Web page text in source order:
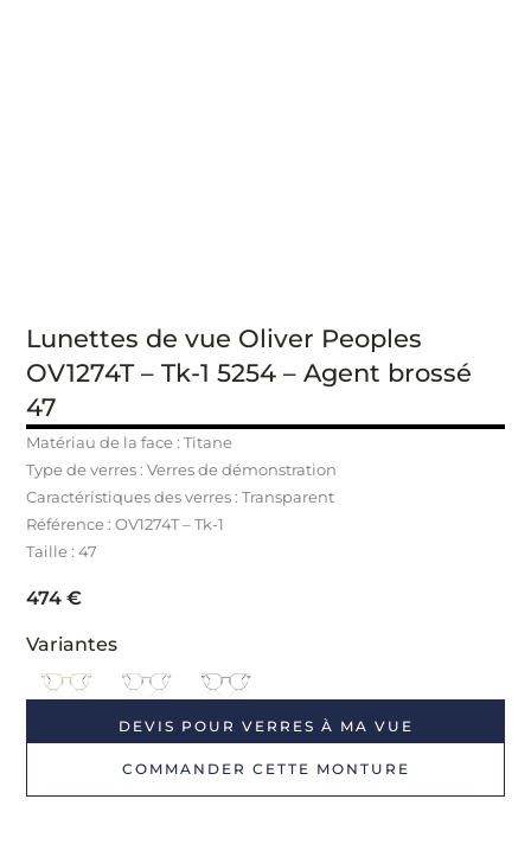
Lunettes de vue Oliver Peoples
OV1274T – Tk-1 5254 – Agent brossé
47
Matériau de la face : Titane
Type de verres : Verres de démonstration
Caractéristiques des verres : Transparent
Référence : OV1274T – Tk-1
Taille : 47
474€
Variantes
DEVIS POUR VERRES À MA VUE
COMMANDER CETTE MONTURE